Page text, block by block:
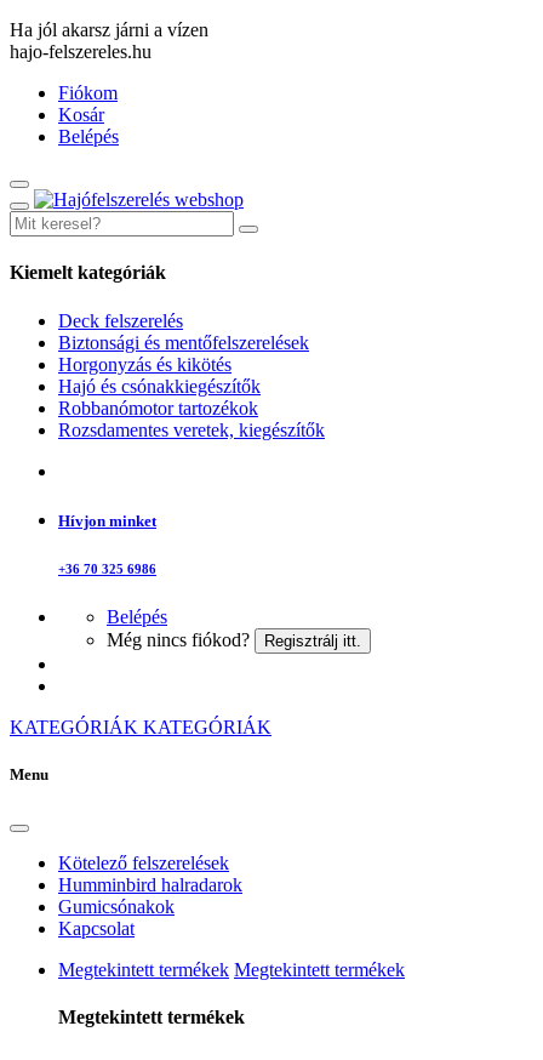
Ha jól akarsz járni a vízen
hajo-felszereles.hu
Fiókom
Kosár
Belépés
Kiemelt kategóriák
Deck felszerelés
Biztonsági és mentőfelszerelések
Horgonyzás és kikötés
Hajó és csónakkiegészítők
Robbanómotor tartozékok
Rozsdamentes veretek, kiegészítők
Hívjon minket
+36 70 325 6986
Belépés
Még nincs fiókod?
Regisztrálj itt.
KATEGÓRIÁK KATEGÓRIÁK
Menu
Kötelező felszerelések
Humminbird halradarok
Gumicsónakok
Kapcsolat
Megtekintett termékek Megtekintett termékek
Megtekintett termékek